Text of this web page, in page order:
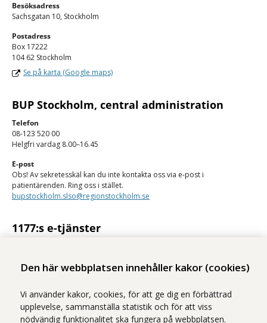
Den här webbplatsen innehåller kakor (cookies)
Vi använder kakor, cookies, för att ge dig en förbättrad
upplevelse, sammanställa statistik och för att viss
nödvändig funktionalitet ska fungera på webbplatsen.
Besöksadress
Sachsgatan 10, Stockholm
Postadress
Box 17222
104 62 Stockholm
Se på karta (Google maps)
BUP Stockholm, central administration
Telefon
08-123 520 00
Helgfri vardag 8.00–16.45
E-post
Obs! Av sekretesskäl kan du inte kontakta oss via e-post i
patientärenden. Ring oss i stället.
bupstockholm.slso@regionstockholm.se
1177:s e-tjänster
Logga in på 1177